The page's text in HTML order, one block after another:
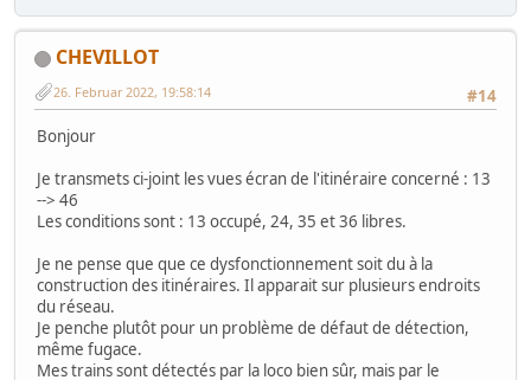
CHEVILLOT
#14
26. Februar 2022, 19:58:14
Bonjour
Je transmets ci-joint les vues écran de l'itinéraire concerné : 13
--> 46
Les conditions sont : 13 occupé, 24, 35 et 36 libres.
Je ne pense que que ce dysfonctionnement soit du à la
construction des itinéraires. Il apparait sur plusieurs endroits
du réseau.
Je penche plutôt pour un problème de défaut de détection,
même fugace.
Mes trains sont détectés par la loco bien sûr, mais par le